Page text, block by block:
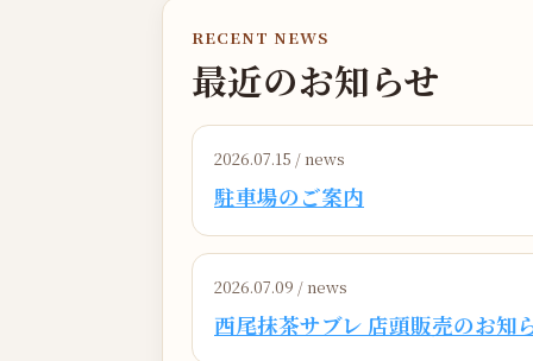
RECENT NEWS
最近のお知らせ
2026.07.15 / news
駐車場のご案内
2026.07.09 / news
西尾抹茶サブレ 店頭販売のお知